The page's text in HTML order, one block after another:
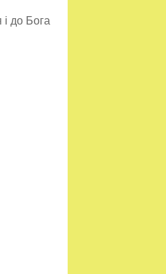
до Бога